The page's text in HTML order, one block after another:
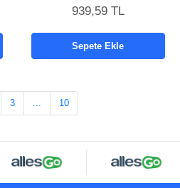
939,59 TL
Sepete Ekle
3 10